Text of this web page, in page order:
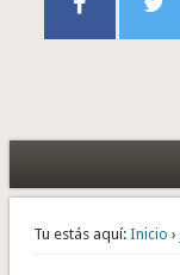
Tu estás aquí: Inicio ›